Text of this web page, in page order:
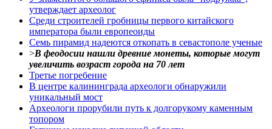
утверждает археолог
Среди строителей гробницы первого китайского
императора были европеоиды
Семь пирамид надеются откопать в севастополе ученые
>В феодосии нашли древние монеты, которые могут
увеличить возраст города на 70 лет
Третье погребение
В центре калининграда археологи обнаружили
уникальный мост
Археологи прорубили путь к долгорукому каменным
топором